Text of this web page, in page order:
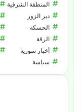
المنطقة الشرقية
دير الزور
الحسكة
الرقة
أخبار سورية
سياسة